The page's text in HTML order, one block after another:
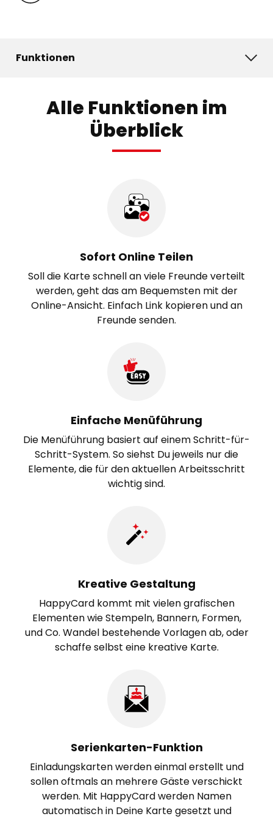
Funktionen
Alle Funktionen im
Überblick
Sofort Online Teilen
Soll die Karte schnell an viele Freunde verteilt
werden, geht das am Bequemsten mit der
Online-Ansicht. Einfach Link kopieren und an
Freunde senden.
Einfache Menüführung
Die Menüführung basiert auf einem Schritt-für-
Schritt-System. So siehst Du jeweils nur die
Elemente, die für den aktuellen Arbeitsschritt
wichtig sind.
Kreative Gestaltung
HappyCard kommt mit vielen grafischen
Elementen wie Stempeln, Bannern, Formen,
und Co. Wandel bestehende Vorlagen ab, oder
schaffe selbst eine kreative Karte.
Serienkarten-Funktion
Einladungskarten werden einmal erstellt und
sollen oftmals an mehrere Gäste verschickt
werden. Mit HappyCard werden Namen
automatisch in Deine Karte gesetzt und